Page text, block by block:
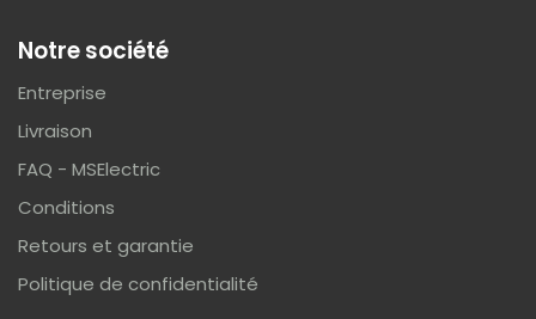
Notre société
Entreprise
Livraison
FAQ - MSElectric
Conditions
Retours et garantie
Politique de confidentialité